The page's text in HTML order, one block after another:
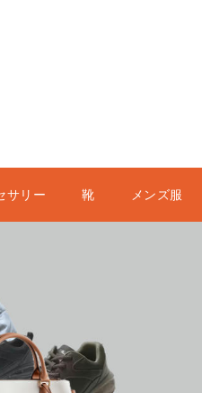
サリー 靴 メンズ服